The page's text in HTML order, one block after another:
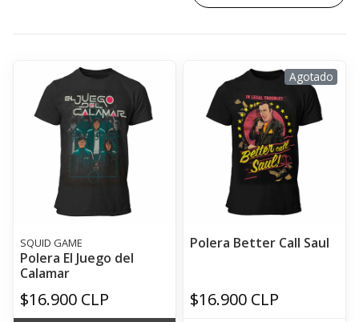
SQUID GAME
Polera El Juego del
Calamar
$16.900 CLP
Agotado
Polera Better Call Saul
$16.900 CLP